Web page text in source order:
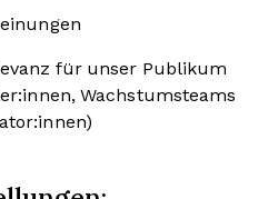
für unser Publikum
Wachstumsteams